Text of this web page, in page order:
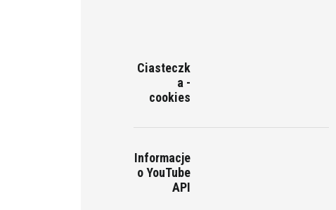
Ciasteczk
a -
cookies
Informacje
o YouTube
API